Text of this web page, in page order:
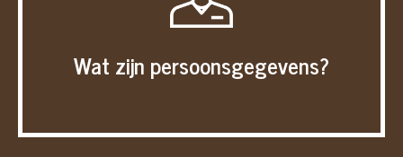
Wat zijn persoonsgegevens?